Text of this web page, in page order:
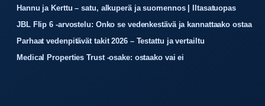
Hannu ja Kerttu – satu, alkuperä ja suomennos | Iltasatuopas
JBL Flip 6 -arvostelu: Onko se vedenkestävä ja kannattaako ostaa
Parhaat vedenpitävät takit 2026 – Testattu ja vertailtu
Medical Properties Trust -osake: ostaako vai ei